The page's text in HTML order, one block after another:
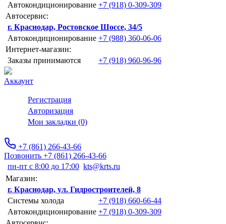
Автокондиционирование +7 (918) 0-309-309
Автосервис:
г. Краснодар, Ростовское Шоссе, 34/5
Автокондиционирование +7 (988) 360-06-06
Интернет-магазин:
Заказы принимаются
+7 (918) 960-96-96
Аккаунт
Регистрация
Авторизация
Мои закладки (0)
+7 (861) 266-43-66
Позвонить +7 (861) 266-43-66
пн-пт с 8:00 до 17:00 kts@krts.ru
Магазин:
г. Краснодар, ул. Гидростроителей, 8
Системы холода
+7 (918) 660-66-44
Автокондиционирование +7 (918) 0-309-309